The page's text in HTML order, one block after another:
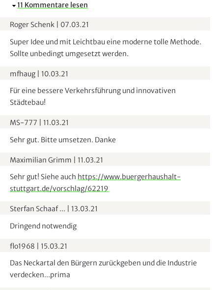
A
s
b
l
n
d
e
11 Kommentare lesen
Roger Schenk
07.03.21
Super Idee und mit Leichtbau eine moderne tolle Methode.
Sollte unbedingt umgesetzt werden.
mfhaug
10.03.21
Für eine bessere Verkehrsführung und innovativen
Städtebau!
MS-777
11.03.21
Sehr gut. Bitte umsetzen. Danke
Maximilian Grimm
11.03.21
Sehr gut! Siehe auch https://www.buergerhaushalt-
stuttgart.de/vorschlag/62219
Sterfan Schaaf ...
13.03.21
Dringend notwendig
flo1968
15.03.21
Das Neckartal den Bürgern zurückgeben und die Industrie
verdecken...prima